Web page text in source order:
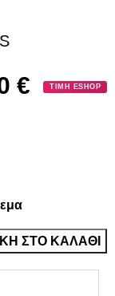
€ ΤΙΜΗ ESHOP
ΣΤΟ ΚΑΛΆΘΙ